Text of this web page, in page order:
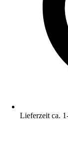
Lieferzeit ca.